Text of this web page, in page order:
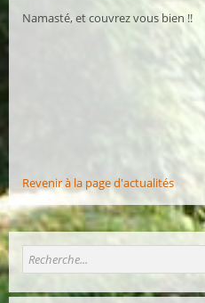
Namasté, et couvrez vous bien !!
Revenir à la page d'actualités